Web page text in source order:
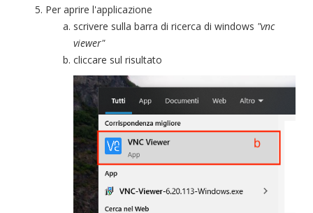
Per aprire l'applicazione
scrivere sulla barra di ricerca di windows "vnc
viewer"
cliccare sul risultato